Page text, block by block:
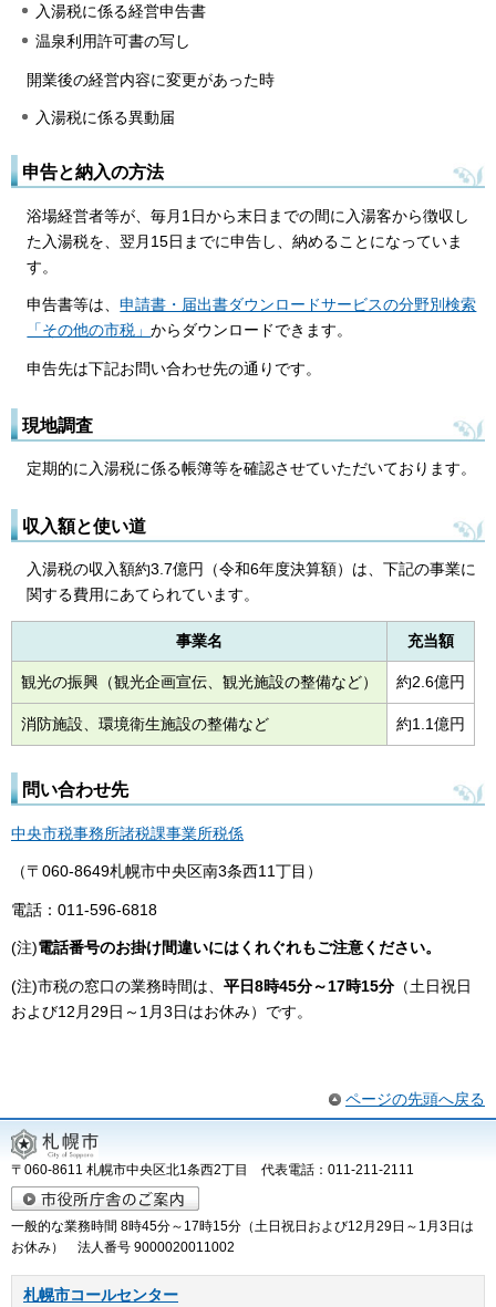
入湯税に係る経営申告書
温泉利用許可書の写し
開業後の経営内容に変更があった時
入湯税に係る異動届
申告と納入の方法
浴場経営者等が、毎月1日から末日までの間に入湯客から徴収し
た入湯税を、翌月15日までに申告し、納めることになっていま
す。
申告書等は、申請書・届出書ダウンロードサービスの分野別検索
「その他の市税」からダウンロードできます。
申告先は下記お問い合わせ先の通りです。
現地調査
定期的に入湯税に係る帳簿等を確認させていただいております。
収入額と使い道
入湯税の収入額約3.7億円（令和6年度決算額）は、下記の事業に
関する費用にあてられています。
事業名 充当額
観光の振興（観光企画宣伝、観光施設の整備など） 約2.6億円
消防施設、環境衛生施設の整備など 約1.1億円
問い合わせ先
中央市税事務所諸税課事業所税係
（〒060-8649札幌市中央区南3条西11丁目）
電話：011-596-6818
(注)電話番号のお掛け間違いにはくれぐれもご注意ください。
(注)市税の窓口の業務時間は、 平日8時45分～17時15分（土日祝日
および12月29日～1月3日はお休み）です。
ページの先頭へ戻る
〒060-8611 札幌市中央区北1条西2丁目 代表電話：011-211-2111
一般的な業務時間 8時45分～17時15分（土日祝日および12月29日～1月3日は
お休み） 法人番号 9000020011002
札幌市コールセンター